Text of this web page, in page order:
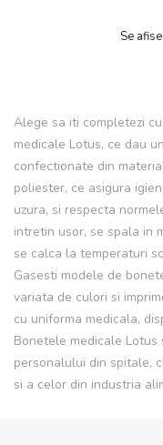
Se
Alege sa iti completezi
medicale Lotus, ce dau
confectionate din
poliester, ce asigura
uzura, si respecta
intretin usor, se spala in
se calca la temperaturi
Gasesti modele de
variata de culori si
cu uniforma medicala,
Bonetele medicale
personalului din spitale,
si a celor din industria